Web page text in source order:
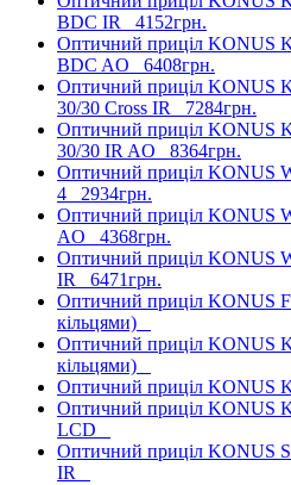
BDC IR 4152грн.
Оптичний приціл KONUS
BDC AO 6408грн.
Оптичний приціл KONUS
30/30 Cross IR 7284грн.
Оптичний приціл KONUS
30/30 IR AO 8364грн.
Оптичний приціл KONUS
4 2934грн.
Оптичний приціл KONUS
AO 4368грн.
Оптичний приціл KONUS
IR 6471грн.
Оптичний приціл KONUS
кільцями)
Оптичний приціл KONUS
кільцями)
Оптичний приціл KONUS
Оптичний приціл KONUS
LCD
Оптичний приціл KONUS
IR